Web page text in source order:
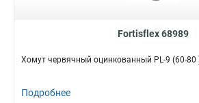
Fortisflex 68989
Хомут червячный оцинкованный PL-9 (60-80
Подробнее